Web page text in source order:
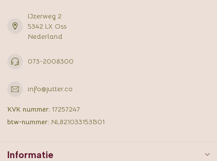
IJzerweg 2
5342 LX Oss
Nederland
073-2008300
info@jutter.co
KVK nummer: 17257247
btw-nummer: NL821033153B01
Informatie